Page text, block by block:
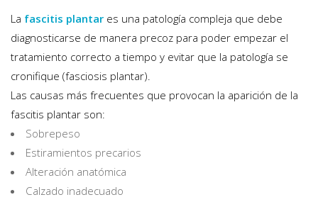
La fascitis plantar es una patología compleja que debe
diagnosticarse de manera precoz para poder empezar el
tratamiento correcto a tiempo y evitar que la patología se
cronifique (fasciosis plantar).
Las causas más frecuentes que provocan la aparición de la
fascitis plantar son:
Sobrepeso
Estiramientos precarios
Alteración anatómica
Calzado inadecuado